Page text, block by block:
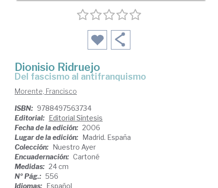
Dionisio Ridruejo
del fascismo al antifranquismo
Morente, Francisco
ISBN: 9788497563734
Editorial: Editorial Síntesis
Fecha de la edición: 2006
Lugar de la edición: Madrid. España
Colección: Nuestro Ayer
Encuadernación: Cartoné
Medidas: 24 cm
Nº Pág.: 556
Idiomas: Español